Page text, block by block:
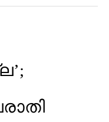
പറയാന്‍ എം.വി
വി.ഡി സതീശന്‍
ബോര്‍ഡ്
പോറ്റി
സിപിഎമ്മിന്
കൂട്ടിച്ചേര്‍ത്തു.